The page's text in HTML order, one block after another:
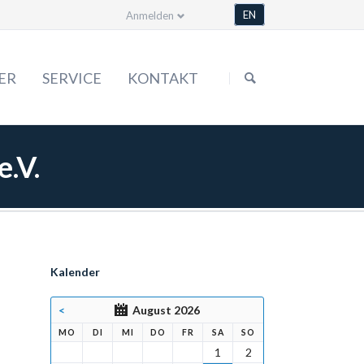
EN
Anmelden
SERVICE
Mediathek
KONTAKT
Kalender
< August 2026
MO NTAG
DI ENSTAG
MI TTWOCH
DO NNERSTAG
FR EITAG
SAMSTAG
SO
1
2